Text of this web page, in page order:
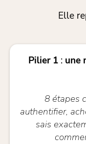
Elle
Pilier 1 : une
8 étapes
authentifier,
sais